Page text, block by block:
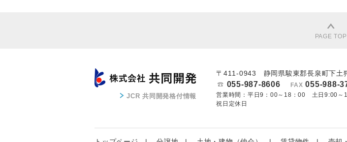
PAGE TOP
JCR 共同開発格付情報
〒411-0943 静岡県駿東郡長泉町下土
055-987-8606 FAX 055-988-
営業時間：平日9：00～18：00 土日9:00
祝日定休日